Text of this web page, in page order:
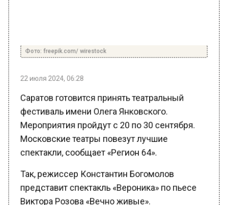
фестиваль имени Олега Янковского.
Мероприятия пройдут с 20 по 30 сентября.
Московские театры повезут лучшие
спектакли, сообщает «Регион 64».
Так, режиссер Константин Богомолов
представит спектакль «Вероника» по пьесе
Виктора Розова «Вечно живые».